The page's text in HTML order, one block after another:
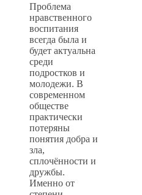
Проблема
нравственного
воспитания
всегда была и
будет актуальна
среди
подростков и
молодежи. В
современном
обществе
практически
потеряны
понятия добра и
зла,
сплочённости и
дружбы.
Именно от